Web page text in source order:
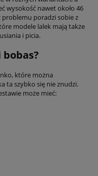
wysokość nawet około 46
poradzi sobie z
modele lalek mają także
i picia.
które można
ta szybko się nie znudzi.
może mieć: